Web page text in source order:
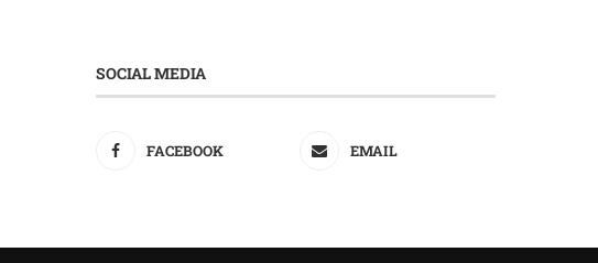
SOCIAL MEDIA
FACEBOOK EMAIL